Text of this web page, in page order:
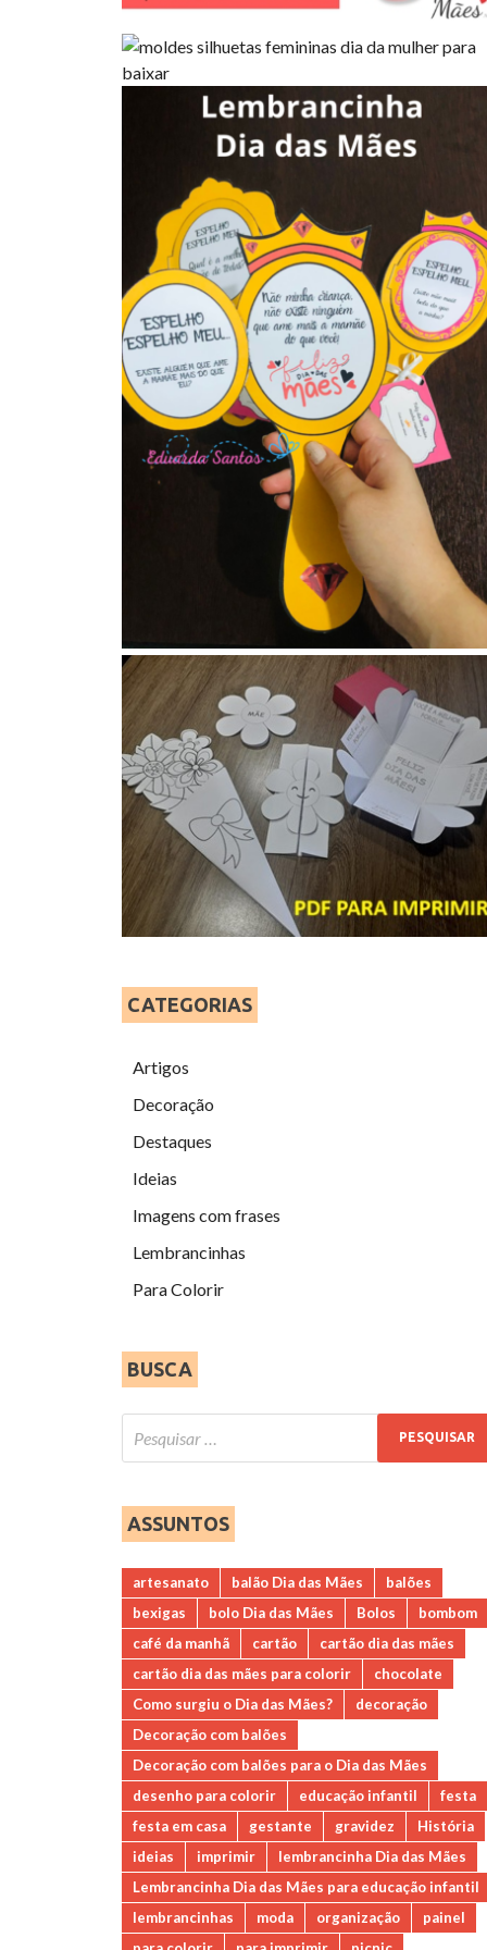
CATEGORIAS
Artigos
Decoração
Destaques
Ideias
Imagens com frases
Lembrancinhas
Para Colorir
BUSCA
ASSUNTOS
artesanato balão Dia das Mães
balões
bexigas
bolo Dia das Mães Bolos
bombom
café da manhã
cartão
cartão dia das mães
cartão dia das mães para colorir
chocolate
Como surgiu o Dia das Mães?
decoração
Decoração com balões
Decoração com balões para o Dia das Mães
desenho para colorir
educação infantil
festa
festa em casa
gestante gravidez
História
ideias
imprimir
lembrancinha Dia das Mães
Lembrancinha Dia das Mães para educação infantil
lembrancinhas
moda organização
painel